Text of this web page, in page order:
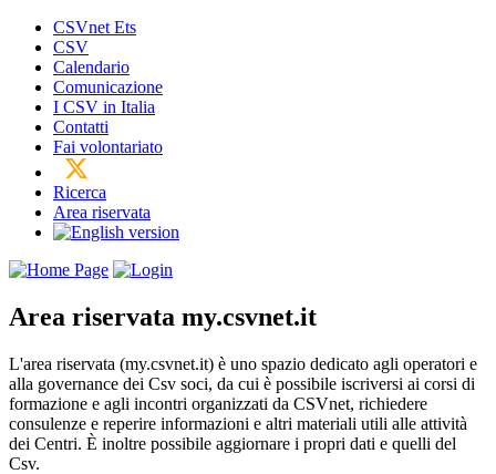
CSVnet Ets
CSV
Calendario
Comunicazione
I CSV in Italia
Contatti
Fai volontariato
Ricerca
Area riservata
Area riservata my.csvnet.it
L'area riservata (my.csvnet.it) è uno spazio dedicato agli operatori e
alla governance dei Csv soci, da cui è possibile iscriversi ai corsi di
formazione e agli incontri organizzati da CSVnet, richiedere
consulenze e reperire informazioni e altri materiali utili alle attività
dei Centri. È inoltre possibile aggiornare i propri dati e quelli del
Csv.